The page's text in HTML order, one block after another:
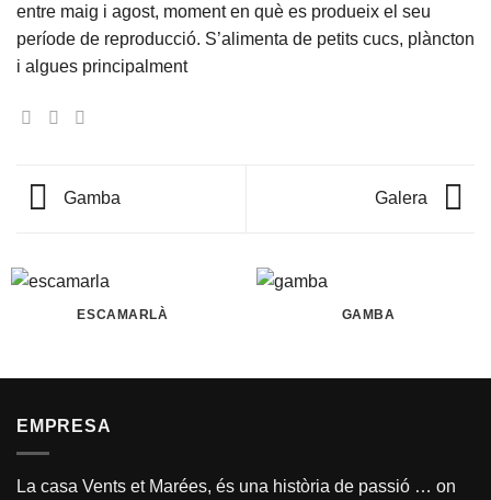
entre maig i agost, moment en què es produeix el seu
període de reproducció. S’alimenta de petits cucs, plàncton
i algues principalment
Gamba Galera
ESCAMARLÀ GAMBA
EMPRESA
La casa Vents et Marées, és una història de passió … on